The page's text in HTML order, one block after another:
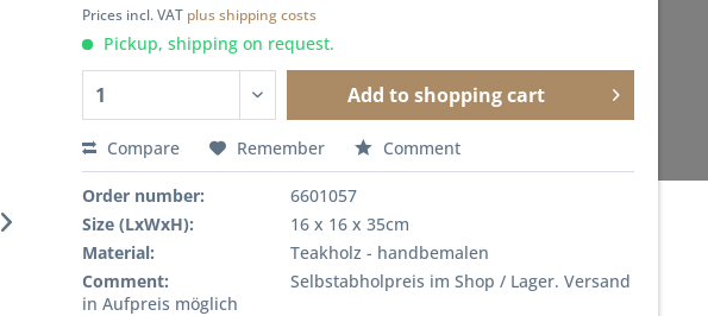
Prices incl. VAT plus shipping costs
Pickup, shipping on request.
Add toshopping cart
Compare Remember Comment
Order number:
6601057
Size (LxWxH):
16 x 16 x 35cm
Material:
Teakholz - handbemalen
Comment:
Selbstabholpreis im Shop / Lager. Versand
in Aufpreis möglich